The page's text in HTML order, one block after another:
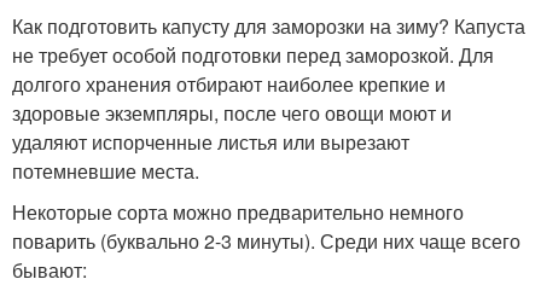
Как подготовить капусту для заморозки на зиму? Капуста
не требует особой подготовки перед заморозкой. Для
долгого хранения отбирают наиболее крепкие и
здоровые экземпляры, после чего овощи моют и
удаляют испорченные листья или вырезают
потемневшие места.
Некоторые сорта можно предварительно немного
поварить (буквально 2-3 минуты). Среди них чаще всего
бывают: